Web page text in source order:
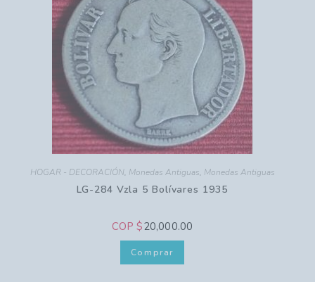
HOGAR - DECORACIÓN, Monedas Antiguas, Monedas Antiguas
LG-284 Vzla 5 Bolívares 1935
COP $20,000.00
Comprar